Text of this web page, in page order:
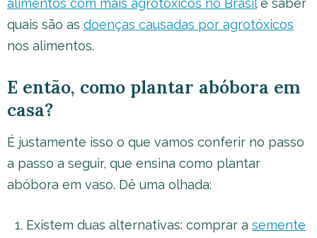
alimentos com mais agrotóxicos no Brasile saber
quais são as doenças causadas por agrotóxicos
nos alimentos.
E então, como plantar abóbora em
casa?
É justamente isso o que vamos conferir no passo
a passo a seguir, que ensina como plantar
abóbora em vaso. Dê uma olhada:
Existem duas alternativas: comprar a semente